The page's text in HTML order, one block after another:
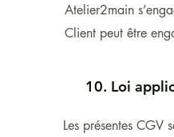
Atelier2main
Client peut être
10. Loi
Les présentes